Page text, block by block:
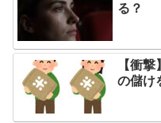
る？
【衝
の儲け